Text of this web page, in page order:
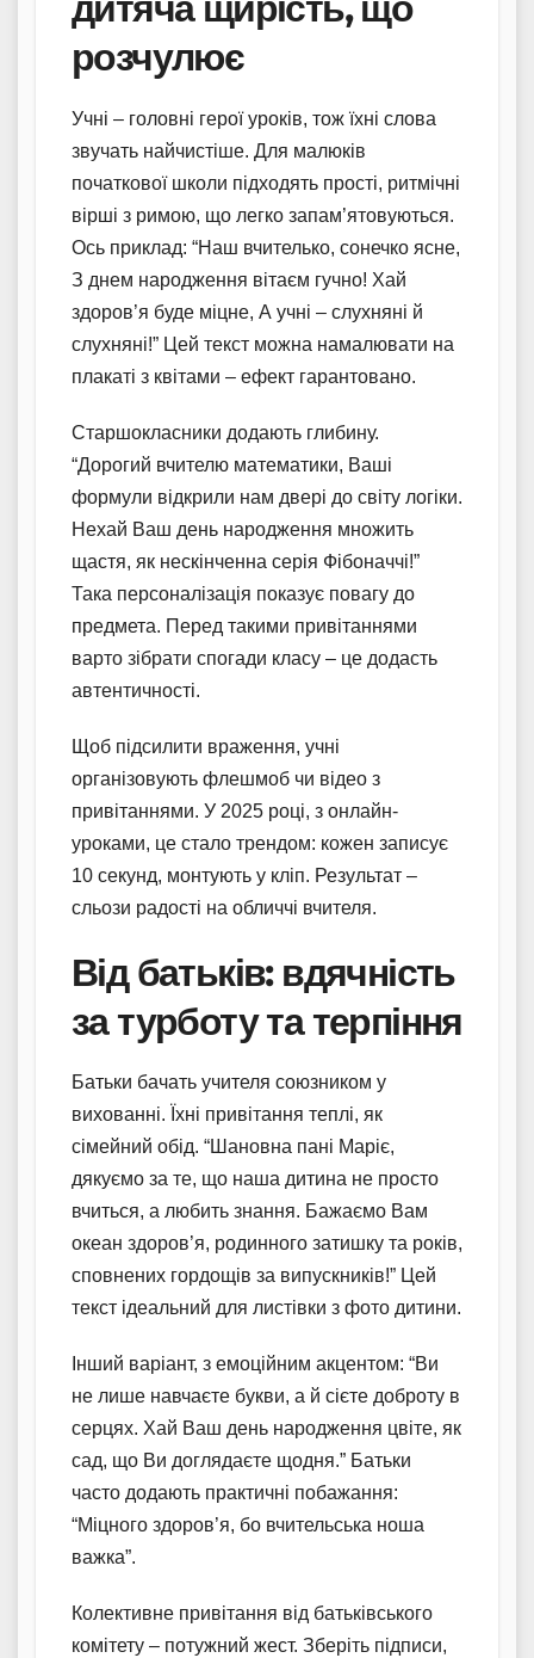
розчулює
Учні – головні герої уроків, тож їхні слова
звучать найчистіше. Для малюків
початкової школи підходять прості, ритмічні
вірші з римою, що легко запам’ятовуються.
Ось приклад: “Наш вчителько, сонечко ясне,
З днем народження вітаєм гучно! Хай
здоров’я буде міцне, А учні – слухняні й
слухняні!” Цей текст можна намалювати на
плакаті з квітами – ефект гарантовано.
Старшокласники додають глибину.
“Дорогий вчителю математики, Ваші
формули відкрили нам двері до світу логіки.
Нехай Ваш день народження множить
щастя, як нескінченна серія Фібоначчі!”
Така персоналізація показує повагу до
предмета. Перед такими привітаннями
варто зібрати спогади класу – це додасть
автентичності.
Щоб підсилити враження, учні
організовують флешмоб чи відео з
привітаннями. У 2025 році, з онлайн-
уроками, це стало трендом: кожен записує
10 секунд, монтують у кліп. Результат –
сльози радості на обличчі вчителя.
Від батьків: вдячність
за турботу та терпіння
Батьки бачать учителя союзником у
вихованні. Їхні привітання теплі, як
сімейний обід. “Шановна пані Маріє,
дякуємо за те, що наша дитина не просто
вчиться, а любить знання. Бажаємо Вам
океан здоров’я, родинного затишку та років,
сповнених гордощів за випускників!” Цей
текст ідеальний для листівки з фото дитини.
Інший варіант, з емоційним акцентом: “Ви
не лише навчаєте букви, а й сієте доброту в
серцях. Хай Ваш день народження цвіте, як
сад, що Ви доглядаєте щодня.” Батьки
часто додають практичні побажання:
“Міцного здоров’я, бо вчительська ноша
важка”.
Колективне привітання від батьківського
комітету – потужний жест. Зберіть підписи,